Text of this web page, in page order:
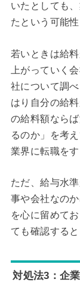
いたとしても
たという可能性
若いときは給
上がっていく
社について調
はり自分の給
の給料額なら
るのか」を考
業界に転職を
ただ、給与水
事や会社なの
を心に留めて
ても確認する
対処法3：企